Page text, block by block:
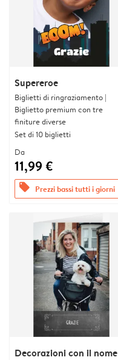
Supereroe
Biglietti di ringraziamento |
Biglietto premium con tre
finiture diverse
Set di 10 biglietti
Da
11,99 €
offers Prezzi bassi tutti i giorni
Decorazioni con il nome